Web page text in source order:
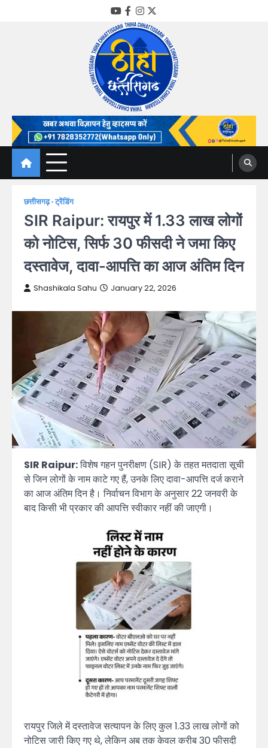
YouTube
Facebook
Instagram
Twitter
Thiha Chhattisgarh
गोठ जन-जन के
छत्तीसगढ़ ट्रेंडिंग
SIR Raipur: रायपुर में 1.33 लाख लोगों
को नोटिस, सिर्फ 30 फीसदी ने जमा किए
दस्तावेज, दावा-आपत्ति का आज अंतिम दिन
Shashikala Sahu January 22, 2026
SIR Raipur:विशेष गहन पुनरीक्षण (SIR) के तहत मतदाता सूची
से जिन लोगों के नाम काटे गए हैं, उनके लिए दावा-आपत्ति दर्ज कराने
का आज अंतिम दिन है। निर्वाचन विभाग के अनुसार 22 जनवरी के
बाद किसी भी प्रकार की आपत्ति स्वीकार नहीं की जाएगी।
रायपुर जिले में दस्तावेज सत्यापन के लिए कुल 1.33 लाख लोगों को
नोटिस जारी किए गए थे, लेकिन अब तक केवल करीब 30 फीसदी